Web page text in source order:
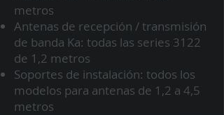
metros
Antenas de recepción / transmisión
de banda Ka: todas las series 3122
de 1,2 metros
Soportes de instalación: todos los
modelos para antenas de 1,2 a 4,5
metros